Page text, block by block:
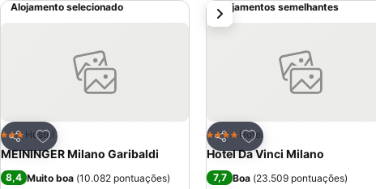
Alojamento selecionado
Partilhar
Adicionar aos favoritos
3 Estrelas
Hostel
MEININGER Milano Garibaldi
8,4 Muito boa (10.082 pontuações)
Alojamentos semelhantes
Partilhar
Adicionar aos favoritos
4 EstrelasHotel
Hotel Da Vinci Milano
7,7 Boa (23.509 pontuações)
próximo